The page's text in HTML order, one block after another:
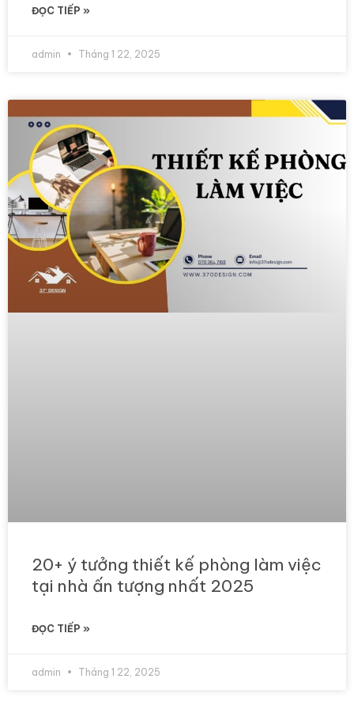
ĐỌC TIẾP »
admin Tháng 1 22, 2025
20+ ý tưởng thiết kế phòng làm việc
tại nhà ấn tượng nhất 2025
ĐỌC TIẾP »
admin Tháng 1 22, 2025